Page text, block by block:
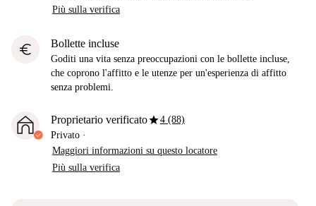
Più sulla verifica
euro Bollette incluse
Goditi una vita senza preoccupazioni con le bollette incluse,
che coprono l'affitto e le utenze per un'esperienza di affitto
senza problemi.
Proprietario verificatostar4 (88)
Privato ·
Maggiori informazioni su questo locatore
Più sulla verifica